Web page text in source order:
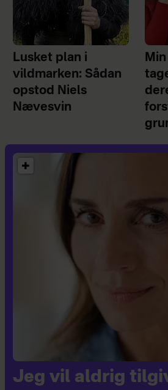
Lusket plan i
vildmarken: Sådan
opstod Niels
Nævesvin
Jeg vil aldrig